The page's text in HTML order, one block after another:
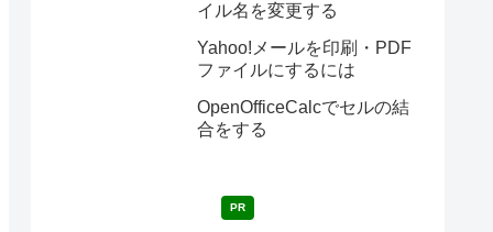
イル名を変更する
Yahoo!メールを印刷・PDF
ファイルにするには
OpenOfficeCalcでセルの結
合をする
PR